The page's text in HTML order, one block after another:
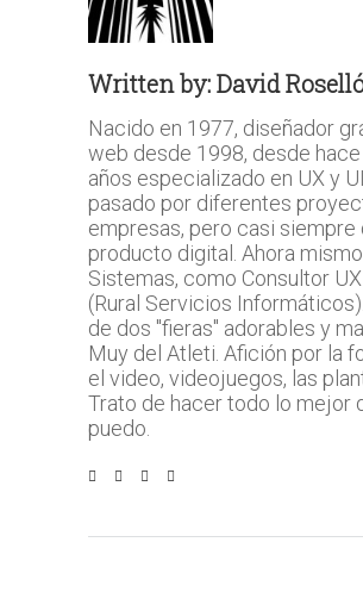
Written by:David
Nacido en 1977, diseñador
web desde 1998, desde hace
años especializado en UX y
pasado por diferentes
empresas, pero casi siempre
producto digital. Ahora
Sistemas, como Consultor UX
(Rural Servicios
de dos "fieras" adorables y
Muy del Atleti. Afición por la
el video, videojuegos, las
Trato de hacer todo lo mejor
puedo.